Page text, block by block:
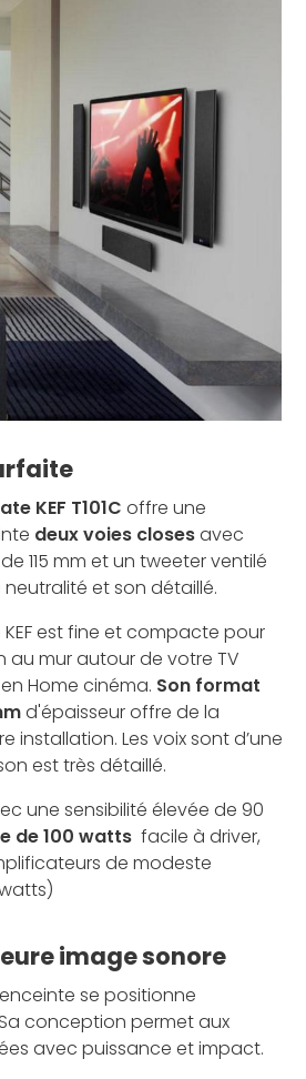
KEF T101C offre une
deux voies closesavec
115 mm et un tweeter ventilé
et son détaillé.
KEF est fine et compacte pour
au mur autour de votre TV
Home cinéma. Son format
d'épaisseur offre de la
installation. Les voix sont d’une
est très détaillé.
une sensibilité élevée de 90
de 100 watts facile à driver,
de modeste
image sonore
se positionne
conception permet aux
avec puissance et impact.